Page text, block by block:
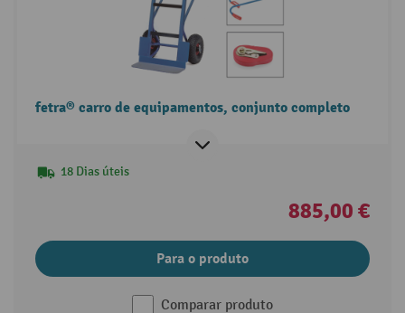
fetra® carro de equipamentos, conjunto completo
18 Dias úteis
885,00 €
Para o produto
Comparar produto